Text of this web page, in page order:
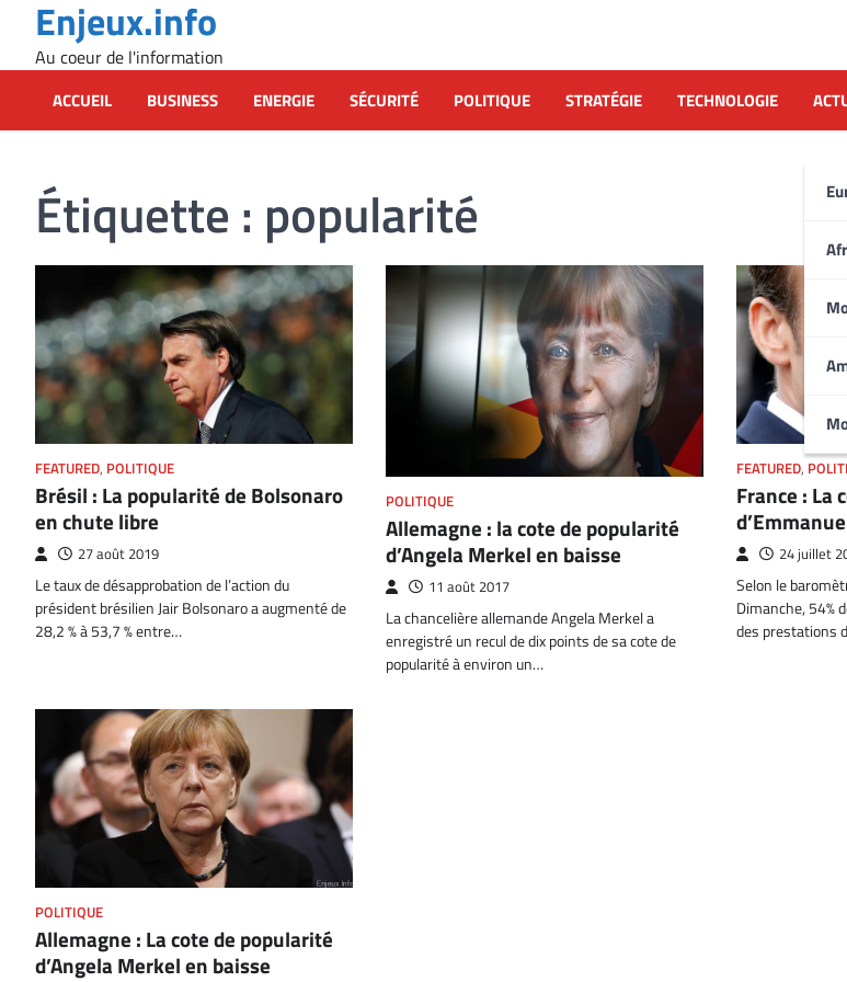
content
Enjeux.info
Au coeur de l'information
ACCUEIL BUSINESS ENERGIE SÉCURITÉ POLITIQUE STRATÉGIE TECHNOLOGIE
Étiquette : popularité
FEATURED, POLITIQUE
Brésil : La popularité de Bolsonaro
en chute libre
27 août 2019
Le taux de désapprobation de l’action du
président brésilien Jair Bolsonaro a augmenté de
28,2 % à 53,7 % entre…
POLITIQUE
Allemagne : la cote de popularité
d’Angela Merkel en baisse
11 août 2017
La chancelière allemande Angela Merkel a
enregistré un recul de dix points de sa cote de
popularité à environ un…
FEATURED,
France : La
24 juillet
Selon le
Dimanche, 54%
des prestations
POLITIQUE
Allemagne : La cote de popularité
d’Angela Merkel en baisse